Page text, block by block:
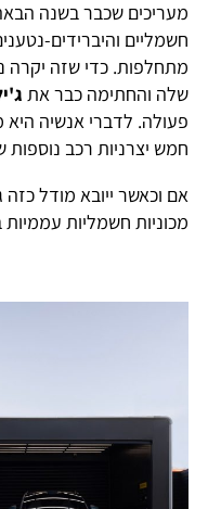
מתחלפות. כדי שזה יקרה
שלה והחתימה כבר את
פעולה. לדברי אנשיה
חמש יצרניות רכב
אם וכאשר ייובא מודל
מכוניות חשמליות